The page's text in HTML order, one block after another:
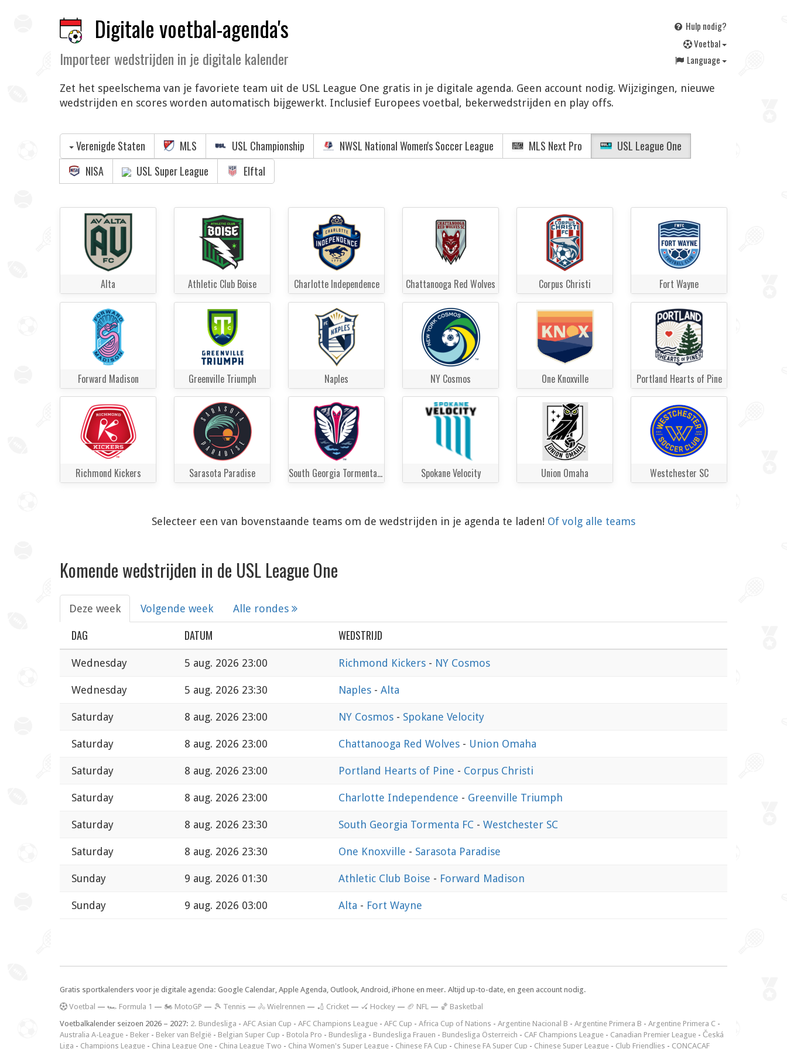
Digitale voetbal-agenda's
Importeer wedstrijden in je digitale kalender
Hulp nodig?
Voetbal
Language
Zet het speelschema van je favoriete team uit de USL League One gratis in je digitale agenda. Geen account nodig. Wijzigingen, nieuwe
wedstrijden en scores worden automatisch bijgewerkt. Inclusief Europees voetbal, bekerwedstrijden en play offs.
Verenigde Staten MLS USL Championship NWSL National Women's Soccer League MLS Next Pro
USL League One
NISA
USL Super League Elftal
Alta Athletic Club Boise Charlotte Independence Chattanooga Red Wolves Corpus Christi Fort Wayne
Forward Madison Greenville Triumph Naples NY Cosmos One Knoxville Portland Hearts of Pine
Richmond Kickers Sarasota Paradise South Georgia Tormenta FC Spokane Velocity Union Omaha Westchester SC
Selecteer een van bovenstaande teams om de wedstrijden in je agenda te laden! Of volg alle teams
Komende wedstrijden in de USL League One
Deze week Volgende week Alle rondes
DAG DATUM WEDSTRIJD
Wednesday 5 aug. 2026 23:00 Richmond Kickers - NY Cosmos
Wednesday 5 aug. 2026 23:30 Naples - Alta
Saturday 8 aug. 2026 23:00 NY Cosmos - Spokane Velocity
Saturday 8 aug. 2026 23:00 Chattanooga Red Wolves - Union Omaha
Saturday 8 aug. 2026 23:00 Portland Hearts of Pine - Corpus Christi
Saturday 8 aug. 2026 23:00 Charlotte Independence - Greenville Triumph
Saturday 8 aug. 2026 23:30 South Georgia Tormenta FC - Westchester SC
Saturday 8 aug. 2026 23:30 One Knoxville - Sarasota Paradise
Sunday 9 aug. 2026 01:30 Athletic Club Boise - Forward Madison
Sunday 9 aug. 2026 03:00 Alta - Fort Wayne
Gratis sportkalenders voor je digitale agenda: Google Calendar, Apple Agenda, Outlook, Android, iPhone en meer. Altijd up-to-date, en geen account nodig.
Voetbal — 🏎️ Formula 1 — 🏍 MotoGP — 🎾 Tennis — 🚴 Wielrennen — 🏏 Cricket — 🏑 Hockey — 🏈 NFL — 🏀 Basketbal
Voetbalkalender seizoen 2026 – 2027: 2. Bundesliga - AFC Asian Cup - AFC Champions League - AFC Cup - Africa Cup of Nations - Argentine Nacional B - Argentine Primera B - Argentine Primera C -
Australia A-League - Beker - Beker van België - Belgian Super Cup - Botola Pro - Bundesliga - Bundesliga Frauen - Bundesliga Österreich - CAF Champions League - Canadian Premier League - Česká
Liga - Champions League - China League One - China League Two - China Women's Super League - Chinese FA Cup - Chinese FA Super Cup - Chinese Super League - Club Friendlies - CONCACAF